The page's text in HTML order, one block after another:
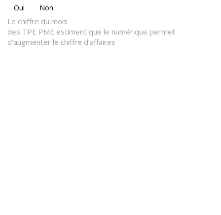
Oui Non
Le chiffre du mois
des TPE PME estiment que le numérique permet
d’augmenter le chiffre d’affaires